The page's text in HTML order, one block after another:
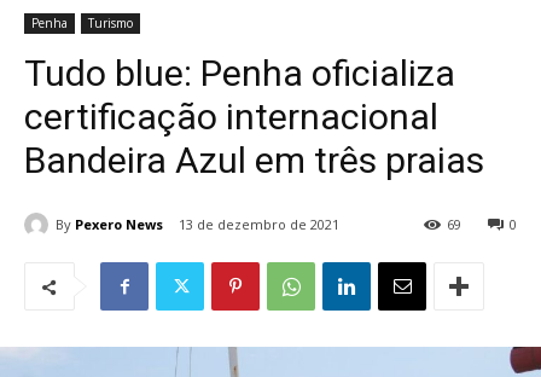
Penha Turismo
Tudo blue: Penha oficializa
certificação internacional
Bandeira Azul em três praias
By Pexero News 13 de dezembro de 2021 0
69